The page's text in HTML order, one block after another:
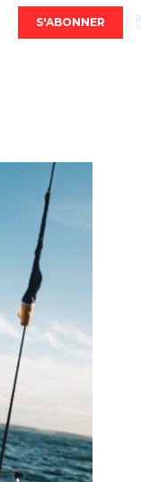
S'ABONNER